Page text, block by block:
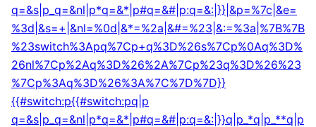
q=&s|p_q=&nl|p*q=&*|p#q=&#|p:q=&:|}}|&p=%7c|&e=
%3d|&s=+|&nl=%0d|&*=%2a|&#=%23|&:=%3a|%7B%7B
%23switch%3Apq%7Cp+q%3D%26s%7Cp%0Aq%3D%
26nl%7Cp%2Aq%3D%26%2A%7Cp%23q%3D%26%23
%7Cp%3Aq%3D%26%3A%7C%7D%7D}}
{{#switch:p{{#switch:pq|p
q=&s|p_q=&nl|p*q=&*|p#q=&#|p:q=&:|}}q|p_*q|p_**q|p